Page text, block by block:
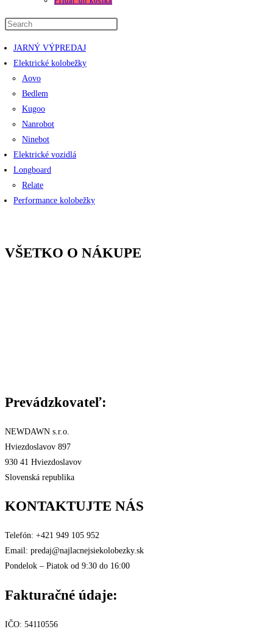
JARNÝ VÝPREDAJ
Elektrické kolobežky
Aovo
Bedlem
Kugoo
Nanrobot
Ninebot
Elektrické vozidlá
Longboard
Relate
Performance kolobežky
VŠETKO O NÁKUPE
Prevádzkovateľ:
NEWDAWN s.r.o.
Hviezdoslavov 897
930 41 Hviezdoslavov
Slovenská republika
KONTAKTUJTE NÁS
Telefón: +421 949 105 952
Email: predaj@najlacnejsiekolobezky.sk
Pondelok – Piatok od 9:30 do 16:00
Fakturačné údaje:
IČO: 54110556